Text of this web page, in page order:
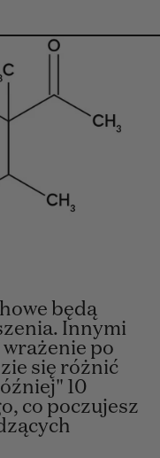
będą
Innymi
wrażenie po
się różnić
10
co poczujesz